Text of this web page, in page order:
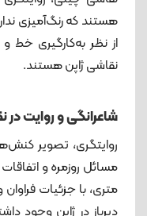
هستند که رنگ‌آمیزی
از نظر به‌کارگیری خط
نقاشی ژاپن هستند.
شاعرانگی و روایت در
روایتگری، تصویر
مسائل روزمره و
متری، با جزئیات
دیرباز در ژاپن وجود